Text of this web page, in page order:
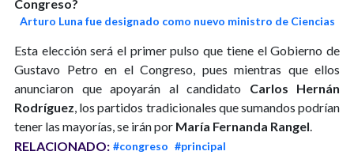
Congreso?
Arturo Luna fue designado como nuevo ministro de Ciencias
Esta elección será el primer pulso que tiene el Gobierno de
Gustavo Petro en el Congreso, pues mientras que ellos
anunciaron que apoyarán al candidato Carlos Hernán
Rodríguez, los partidos tradicionales que sumandos podrían
tener las mayorías, se irán por María Fernanda Rangel.
RELACIONADO: #congreso #principal